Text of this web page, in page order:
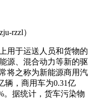
zju-rzzl）
用于运送人员和货物的
源、混合动力等新的驱
将之称为新能源商用汽
辆，商用车为0.31亿
。据统计，货车污染物